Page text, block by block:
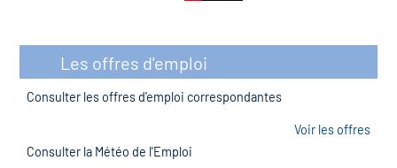
Les offres d'emploi
Consulter les offres d'emploi correspondantes
Voir les offres
Consulter la Météo de l'Emploi